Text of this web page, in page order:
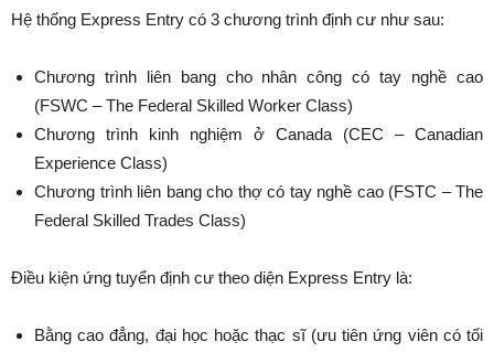
Hệ thống Express Entry có 3 chương trình định cư như sau:
Chương trình liên bang cho nhân công có tay nghề cao
(FSWC – The Federal Skilled Worker Class)
Chương trình kinh nghiệm ở Canada (CEC – Canadian
Experience Class)
Chương trình liên bang cho thợ có tay nghề cao (FSTC – The
Federal Skilled Trades Class)
Điều kiện ứng tuyển định cư theo diện Express Entry là:
Bằng cao đẳng, đại học hoặc thạc sĩ (ưu tiên ứng viên có tối